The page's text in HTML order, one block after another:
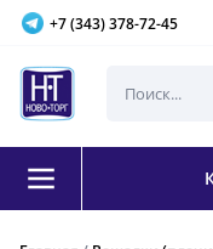
+7 (343) 378-72-45